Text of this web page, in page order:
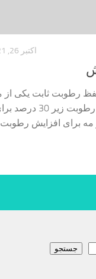
اکتبر 26, 2021
رطوبت ثابت یکی از
گلخانه ها می
مه برای افزایش
جستجو